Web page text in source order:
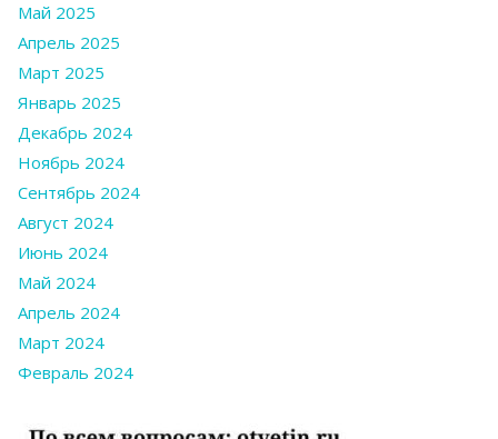
Май 2025
Апрель 2025
Март 2025
Январь 2025
Декабрь 2024
Ноябрь 2024
Сентябрь 2024
Август 2024
Июнь 2024
Май 2024
Апрель 2024
Март 2024
Февраль 2024